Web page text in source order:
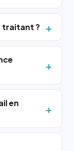
traitant ?
en